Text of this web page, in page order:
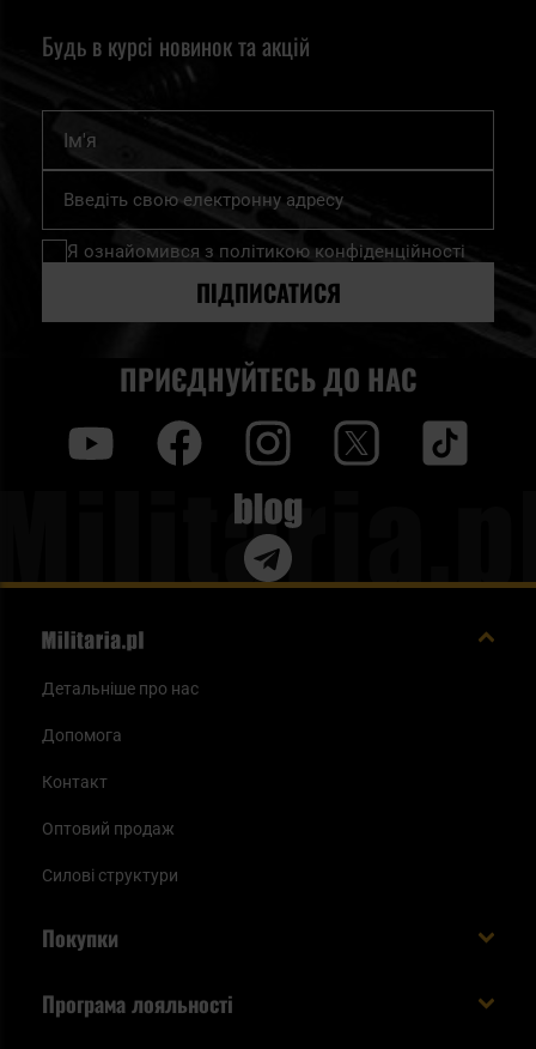
Будь в курсі новинок та акцій
Підпишіться
нашу
розсилку
Я ознайомився з політикою конфіденційності
ПІДПИСАТИСЯ
ПРИЄДНУЙТЕСЬ ДО НАС
Blog
Детальніше про нас
Допомога
Контакт
Оптовий продаж
Силові структури
Покупки
Програма лояльності